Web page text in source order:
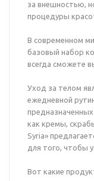
за внешностью,
процедуры
В современном
базовый набор
всегда сможете
Уход за телом
ежедневной
как кремы,
Syria»
для того, чтобы
Вот какие